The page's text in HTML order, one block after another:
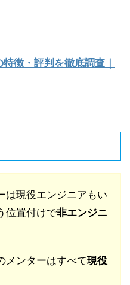
徴・評判を徹底調査｜
は現役エンジニアもい
位置付けで非エンジニ
メンターはすべて現役